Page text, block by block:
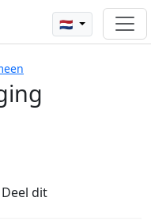
🇳🇱
Deel dit